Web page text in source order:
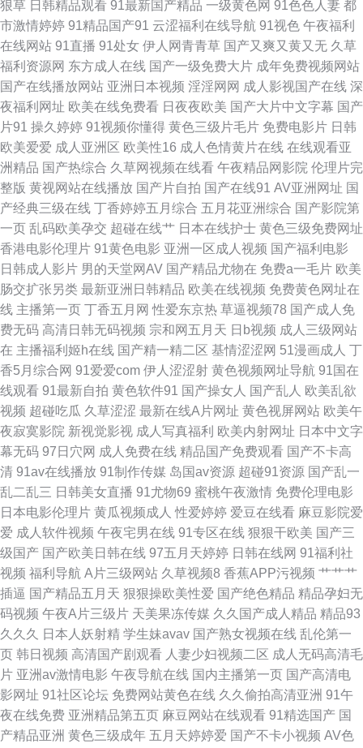
口国 www五月婷婷 欧美亚洲日韩成人 国产原创在线五区 91福利在 海角社
区大香蕉免费 亚洲天堂色在线 ts操逼视频 香蕉伊人9 成人看片339CC 日韩
中文字幕在线 av草逼网 91啦刺激熟女 青娱乐国产 91茄子桃子 欧美恋足网
站 俺去啦视频官网 欧亚四区三级 97久久视频 日韩精品国伦在线播放 91精东
福利片 色鬼綜合爽爽 福利社午夜剧场 91N综合视频 国产精品久久人 午夜福
利视频网 成人9一免费 香蕉91在线 欧美成人黑白配 97超碰在线人人草 91国
产精品熟女在线 深夜福利91 91在线拍拍 婷婷午夜 成人性视频 午夜视频三区
91黄色直播网站 韩国操b伦理片 91av天堂影院 日韩综合社区在线观看 成人
精品成人导航 在线99视频 精品久久免费人妻 91妻人人爽人人看片 中文字幕
影音先锋资源 日韩黄视 精品福利无码 91停停色网 深爱激情欧美 91色交 激
情另类海角 影音先锋人妻在线A片 黄污网站 91超碰人妻与人人 国产专区中
文字幕 传媒导航在线 91看片淫黄 av先锋资源网 AV免费在线观看 色情久久
视频网 超碰在线进入91 亚洲精品无码二区三区 肏屄AB 青草大香蕉 九色自
拍网 www尤物 婷婷五月深深爱 精品国产自 91豆花永久网站在线观看 美日
综合网 91蜜桃播 免费在线观看色色网站 97资源共享 肏屄视频在线高清播放
91老司机精品视频 欧美国产欧美亚洲国产 91看黄淫大片 阿片综合网 欧美孕
妇日P视频 91最新视频在线观看 天堂色豆花33 91在线视频免费播放 91精彩
对白在线观看 男人的天堂成人网站 91人妖在线看 欧美日韩成人精品综合 99
福利导航在线观看 91视频在线观看免费观看 伊人在线6 黄色苍库 黑料AV网
狠草 日韩精品观看 91最新国产精品 一级黄色网 91色色人妻 都
市激情婷婷 91精品国产91 云涩福利在线导航 91视色 午夜福利
在线网站 91直播 91处女 伊人网青青草 国产又爽又黄又无 久草
福利资源网 东方成人在线 国产一级免费大片 成年免费视频网站
国产在线播放网站 亚洲日本视频 淫淫网网 成人影视国产在线 深
夜福利网址 欧美在线免费看 日夜夜欧美 国产大片中文字幕 国产
片91 操久婷婷 91视频你懂得 黄色三级片毛片 免费电影片 日韩
欧美爱爱 成人亚洲区 欧美性16 成人色情黄片在线 在线观看亚
洲精品 国产热综合 久草网视频在线看 午夜精品网影院 伦理片完
整版 黄视网站在线播放 国产片自拍 国产在线91 AV亚洲网址 国
产经典三级在线 丁香婷婷五月综合 五月花亚洲综合 国产影院第
一页 乱码欧美孕交 超碰在线艹 日本在线护士 黄色三级免费网址
香港电影伦理片 91黄色电影 亚洲一区成人视频 国产福利电影
日韩成人影片 男的天堂网AV 国产精品尤物在 免费a一毛片 欧美
肠交扩张另类 最新亚洲日韩精品 欧美在线视频 免费黄色网址在
线 主播第一页 丁香五月网 性爱东京热 草逼视频78 国产成人免
费无码 高清日韩无码视频 宗和网五月天 日b视频 成人三级网站
在 主播福利姬h在线 国产精一精二区 基情涩涩网 51漫画成人 丁
香5月综合网 91爱爱com 伊人涩涩射 黄色视频网址导航 91国在
线观看 91最新自拍 黄色软件91 国产操女人 国产乱人 欧美乱欲
视频 超碰吃瓜 久草涩涩 最新在线A片网址 黄色视屏网站 欧美午
夜寂寞影院 新视觉影视 成人写真福利 欧美内射网址 日本中文字
幕无码 97日穴网 成人免费在线 精品国产免费观看 国产不卡高
清 91av在线播放 91制作传媒 岛国av资源 超碰91资源 国产乱一
乱二乱三 日韩美女直播 91尤物69 蜜桃午夜激情 免费伦理电影
日本电影伦理片 黄瓜视频成人 性爱婷婷 爱豆在线看 麻豆影院爱
爱 成人软件视频 午夜宅男在线 91专区在线 狠狠干欧美 国产三
级国产 国产欧美日韩在线 97五月天婷婷 日韩在线网 91福利社
视频 福利导航 A片三级网站 久草视频8 香蕉APP污视频 艹艹艹
插逼 国产精品五月天 狠狠操欧美性爱 国产绝色精品 精品孕妇无
码视频 午夜A片三级片 天美果冻传媒 久久国产成人精品 精品93
久久久
日本人妖射精 学生妹avav 国产熟女视频在线 乱伦第一
页 韩日视频 高清国产剧观看 人妻少妇视频二区 成人无码高清毛
片 亚洲av激情电影 午夜导航在线 国内主播第一页 国产高清电
影网址 91社区论坛 免费网站黄色在线 久久偷拍高清亚洲 91午
夜在线免费 亚洲精品第五页 麻豆网站在线观看 91精选国产 国
产精品亚洲 黄色三级成年 五月天婷婷爱 国产不卡小视频 AV色